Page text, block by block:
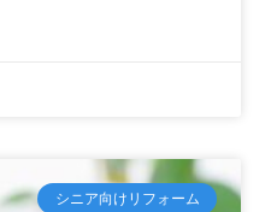
シニア向けリフォーム